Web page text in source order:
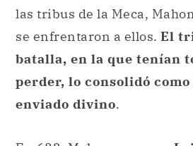
las tribus de la Meca,
se enfrentaron a ellos. El
batalla, en la que tenían
perder, lo consolidó como
enviado divino.